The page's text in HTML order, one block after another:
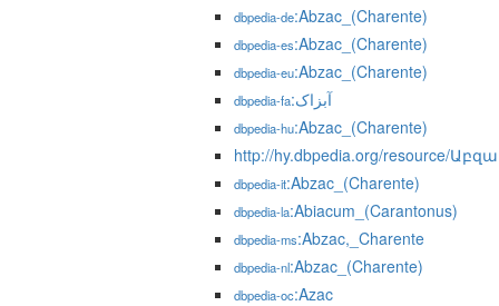
dbpedia-de:Abzac_(Charente)
dbpedia-es:Abzac_(Charente)
dbpedia-eu:Abzac_(Charente)
dbpedia-fa :آبزاک
dbpedia-hu:Abzac_(Charente)
http://hy.dbpedia.org/resource/
dbpedia-it:Abzac_(Charente)
dbpedia-la:Abiacum_(Carantonus)
dbpedia-ms:Abzac,_Charente
dbpedia-nl:Abzac_(Charente)
dbpedia-oc:Azac